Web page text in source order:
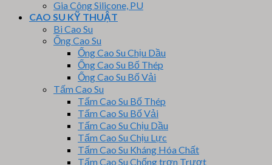
Gia Công Silicone, PU
CAO SU KỸ THUẬT
Bi Cao Su
Ống Cao Su
Ống Cao Su Chịu Dầu
Ống Cao Su Bố Thép
Ống Cao Su Bố Vải
Tấm Cao Su
Tấm Cao Su Bố Thép
Tấm Cao Su Bố Vải
Tấm Cao Su Chịu Dầu
Tấm Cao Su Chịu Lực
Tấm Cao Su Kháng Hóa Chất
Tấm Cao Su Chống trơn Trượt